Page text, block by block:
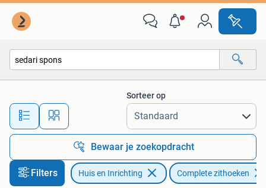
Alle afstanden…
Sorteer op
Bewaar je zoekopdracht
Filters Huis en Inrichting Complete zithoeken